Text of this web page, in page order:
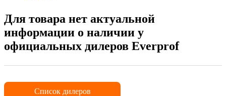
Для товара нет актуальной
информации о наличии у
официальных дилеров Everprof
Список дилеров